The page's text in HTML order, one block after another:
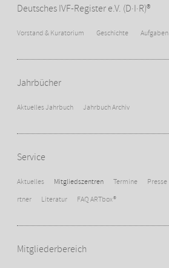
Deutsches IVF-Register e.V. (D·I·R)®
Vorstand & Kuratorium Geschichte Aufgaben
Jahrbücher
Aktuelles Jahrbuch Jahrbuch Archiv
Service
Aktuelles Mitgliedszentren Termine Presse
rtner
Literatur FAQ ARTbox®
Mitgliederbereich